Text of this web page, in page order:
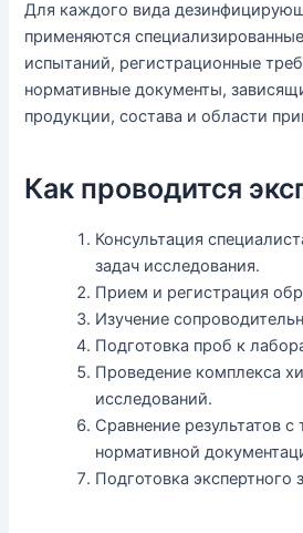
Для каждого вида
применяются
испытаний, регистрационные
нормативные документы,
продукции, состава и области
Как проводится
Консультация
задач исследования.
Прием и регистрация
Изучение
Подготовка проб к
Проведение комплекса
исследований.
Сравнение результатов
нормативной
Подготовка экспертного